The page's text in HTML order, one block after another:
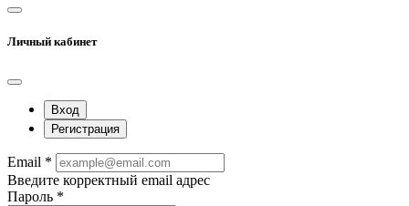
Личный кабинет
Вход
Регистрация
Email *
Введите корректный email адрес
Пароль *